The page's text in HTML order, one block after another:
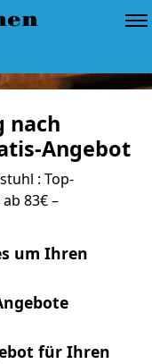
nach
Angebot
: Top-
83€ –
um Ihren
für Ihren